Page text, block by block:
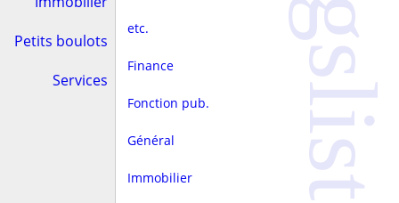
Petits boulots
Services
etc.
Finance
Fonction pub.
Général
Immobilier